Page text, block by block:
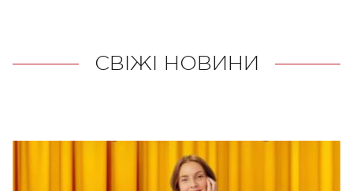
СВІЖІ НОВИНИ